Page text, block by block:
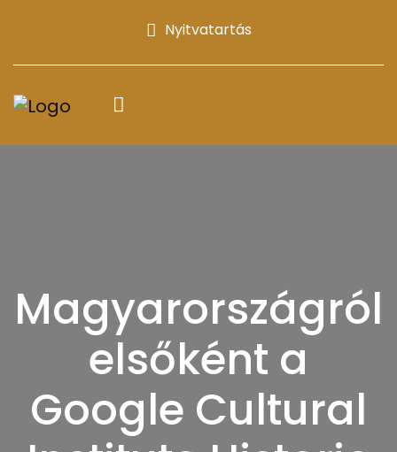
Nyitvatartás
Magyarországról
elsőként a
Google Cultural